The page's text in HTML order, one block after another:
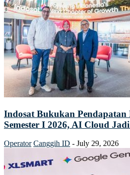
Indosat Bukukan
Semester I 2026, AI Cloud
Operator Canggih ID - July 29, 2026